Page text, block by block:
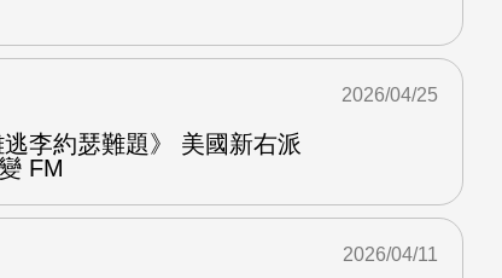
李約瑟難題》 美國新右派
FM
2026/04/25
2026/04/11